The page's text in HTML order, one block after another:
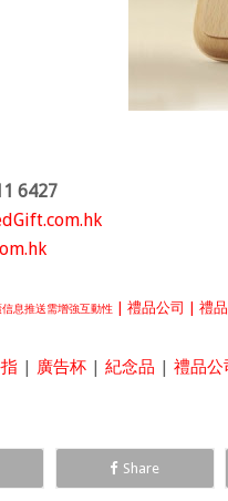
6427
息推送需增強互動性 | 禮品公司 | 禮
| 廣告杯 | 紀念品 | 禮品公
Share